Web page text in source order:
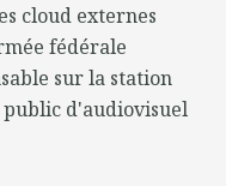
cloud externes
fédérale
sur la station
public d'audiovisuel